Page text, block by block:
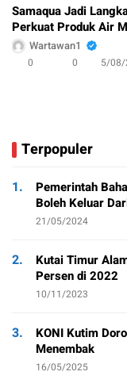
Samaqua Jadi
Perkuat Produk Air
Wartawan1
0 0 5/08/
Terpopuler
1.
Pemerintah
Boleh Keluar
21/05/2024
2.
Kutai Timur
Persen di 2022
10/11/2023
3.
KONI Kutim
Menembak
16/05/2025